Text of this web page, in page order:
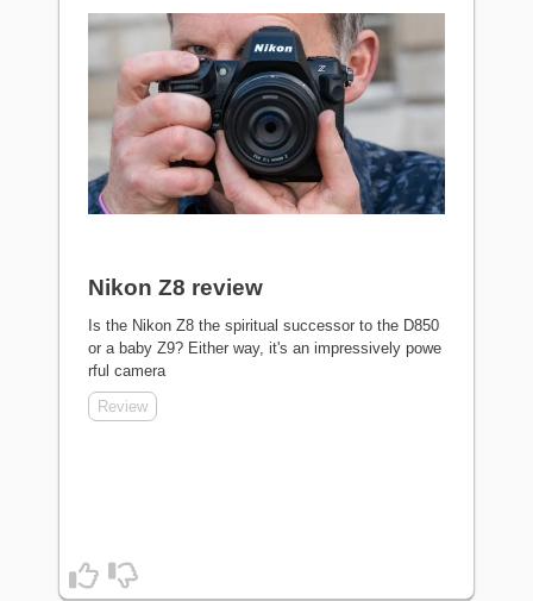
Nikon Z8 review
Is the Nikon Z8 the spiritual successor to the D850
or a baby Z9? Either way, it's an impressively powe
rful camera
Review